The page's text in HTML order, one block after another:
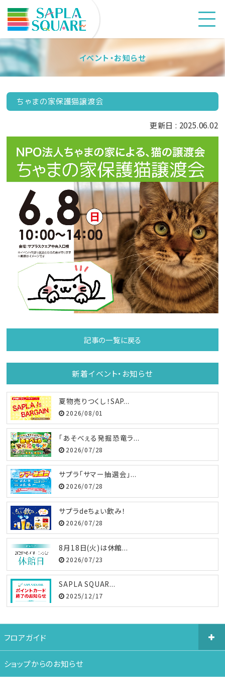
イベント・お知らせ
ちゃまの家保護猫譲渡会
更新日 : 2025.06.02
記事の一覧に戻る
新着イベント・お知らせ
夏物売りつくし！SAP...
2026/08/01
「あそべぇる発掘恐竜ラ...
2026/07/28
サプラ「サマー抽選会」...
2026/07/28
サプラdeちょい飲み！
2026/07/28
8月18日(火)は休館...
2026/07/23
SAPLA SQUAR...
2025/12/17
フロアガイド
ショップからのお知らせ